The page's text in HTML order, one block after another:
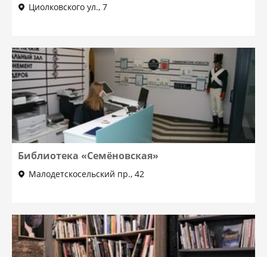
Циолковского ул., 7
Библиотека «Семёновская»
Малодетскосельский пр., 42